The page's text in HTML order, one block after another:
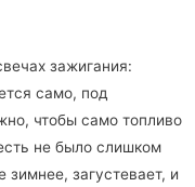
зажигания:
само, под
чтобы само топливо
не было слишком
загустевает, и